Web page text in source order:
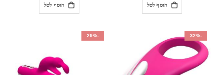
הוסף לסל הוסף לסל
-32%
-29%